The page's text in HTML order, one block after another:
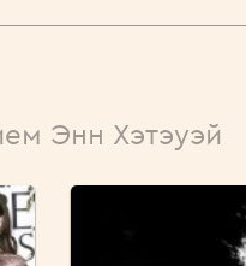
Энн Хэтэуэй